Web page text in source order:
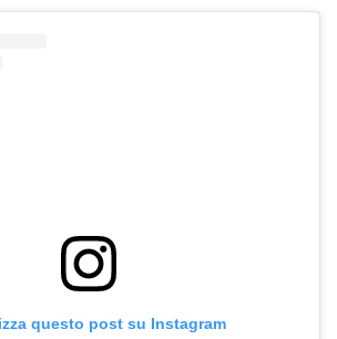
questo post su Instagram